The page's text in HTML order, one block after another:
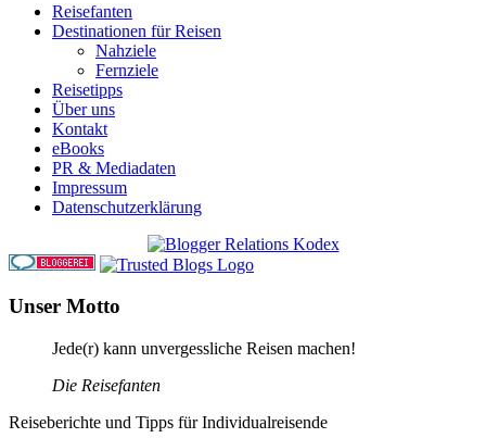
Reisefanten
Destinationen für Reisen
Nahziele
Fernziele
Reisetipps
Über uns
Kontakt
eBooks
PR & Mediadaten
Impressum
Datenschutzerklärung
Unser Motto
Jede(r) kann unvergessliche Reisen machen!
Die Reisefanten
Reiseberichte und Tipps für Individualreisende